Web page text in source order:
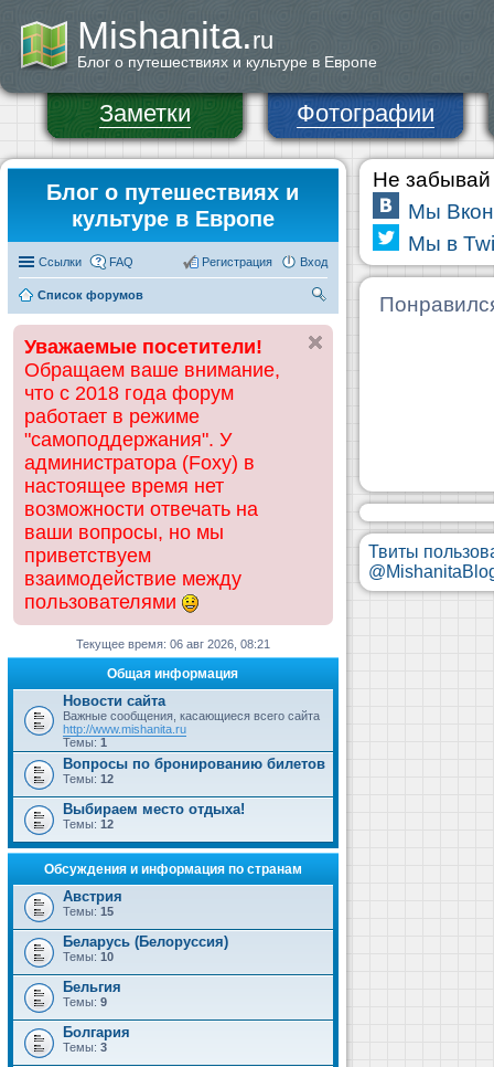
Mishanita.ru
Блог о путешествиях и культуре в Европе
Заметки Фотографии
Блог о путешествиях и
культуре в Европе
Ссылки FAQ Вход
Регистрация
Список форумов
ск
Уважаемые посетители!
Обращаем ваше внимание,
что с 2018 года форум
работает в режиме
"самоподдержания". У
администратора (Foxy) в
настоящее время нет
возможности отвечать на
ваши вопросы, но мы
приветствуем
взаимодействие между
пользователями
Текущее время: 06 авг 2026, 08:21
Общая информация
Новости сайта
Важные сообщения, касающиеся всего сайта
http://www.mishanita.ru
Темы: 1
Вопросы по бронированию билетов
Темы: 12
Выбираем место отдыха!
Темы: 12
Обсуждения и информация по странам
Австрия
Темы: 15
Беларусь (Белоруссия)
Темы: 10
Бельгия
Темы: 9
Болгария
Темы: 3
Не забывай
Мы
Мы в
Твиты